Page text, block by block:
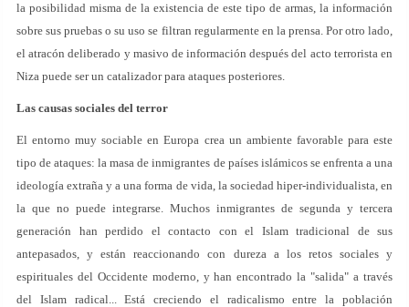
la posibilidad misma de la existencia de este tipo de armas, la información
sobre sus pruebas o su uso se filtran regularmente en la prensa. Por otro lado,
el atracón deliberado y masivo de información después del acto terrorista en
Niza puede ser un catalizador para ataques posteriores.
Las causas sociales del terror
El entorno muy sociable en Europa crea un ambiente favorable para este
tipo de ataques: la masa de inmigrantes de países islámicos se enfrenta a una
ideología extraña y a una forma de vida, la sociedad hiper-individualista, en
la que no puede integrarse. Muchos inmigrantes de segunda y tercera
generación han perdido el contacto con el Islam tradicional de sus
antepasados, y están reaccionando con dureza a los retos sociales y
espirituales del Occidente moderno, y han encontrado la "salida" a través
del Islam radical... Está creciendo el radicalismo entre la población